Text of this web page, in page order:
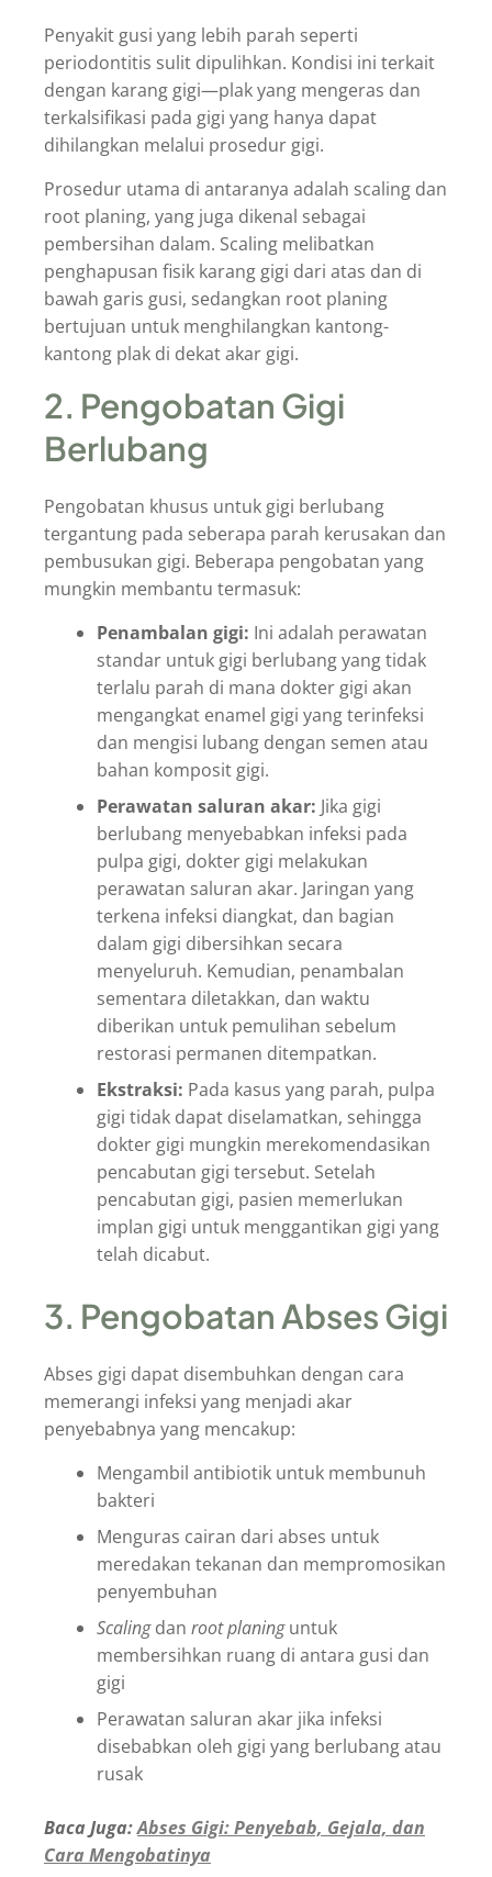
Penyakit gusi yang lebih parah seperti
periodontitis sulit dipulihkan. Kondisi ini terkait
dengan karang gigi—plak yang mengeras dan
terkalsifikasi pada gigi yang hanya dapat
dihilangkan melalui prosedur gigi.
Prosedur utama di antaranya adalah scaling dan
root planing, yang juga dikenal sebagai
pembersihan dalam. Scaling melibatkan
penghapusan fisik karang gigi dari atas dan di
bawah garis gusi, sedangkan root planing
bertujuan untuk menghilangkan kantong-
kantong plak di dekat akar gigi.
2. Pengobatan Gigi
Berlubang
Pengobatan khusus untuk gigi berlubang
tergantung pada seberapa parah kerusakan dan
pembusukan gigi. Beberapa pengobatan yang
mungkin membantu termasuk:
Penambalan gigi: Ini adalah perawatan
standar untuk gigi berlubang yang tidak
terlalu parah di mana dokter gigi akan
mengangkat enamel gigi yang terinfeksi
dan mengisi lubang dengan semen atau
bahan komposit gigi.
Perawatan saluran akar: Jika gigi
berlubang menyebabkan infeksi pada
pulpa gigi, dokter gigi melakukan
perawatan saluran akar. Jaringan yang
terkena infeksi diangkat, dan bagian
dalam gigi dibersihkan secara
menyeluruh. Kemudian, penambalan
sementara diletakkan, dan waktu
diberikan untuk pemulihan sebelum
restorasi permanen ditempatkan.
Ekstraksi: Pada kasus yang parah, pulpa
gigi tidak dapat diselamatkan, sehingga
dokter gigi mungkin merekomendasikan
pencabutan gigi tersebut. Setelah
pencabutan gigi, pasien memerlukan
implan gigi untuk menggantikan gigi yang
telah dicabut.
3. Pengobatan Abses Gigi
Abses gigi dapat disembuhkan dengan cara
memerangi infeksi yang menjadi akar
penyebabnya yang mencakup:
Mengambil antibiotik untuk membunuh
bakteri
Menguras cairan dari abses untuk
meredakan tekanan dan mempromosikan
penyembuhan
Scalingdan root planinguntuk
membersihkan ruang di antara gusi dan
gigi
Perawatan saluran akar jika infeksi
disebabkan oleh gigi yang berlubang atau
rusak
Baca Juga:Abses Gigi: Penyebab, Gejala, dan
Cara Mengobatinya